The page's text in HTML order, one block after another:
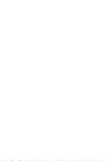
мангал